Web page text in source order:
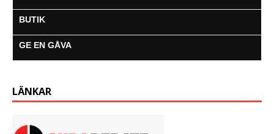
BUTIK
GE EN GÅVA
LÄNKAR